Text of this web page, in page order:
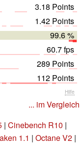
3.18 Points
1.42 Points
99.6 %
60.7 fps
289 Points
112 Points
Hilfe
... im Vergleich
| Cinebench R10 |
1.1 | Octane V2|